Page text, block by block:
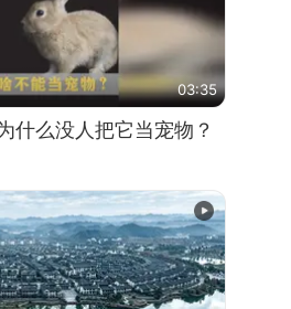
03:35
什么没人把它当宠物？